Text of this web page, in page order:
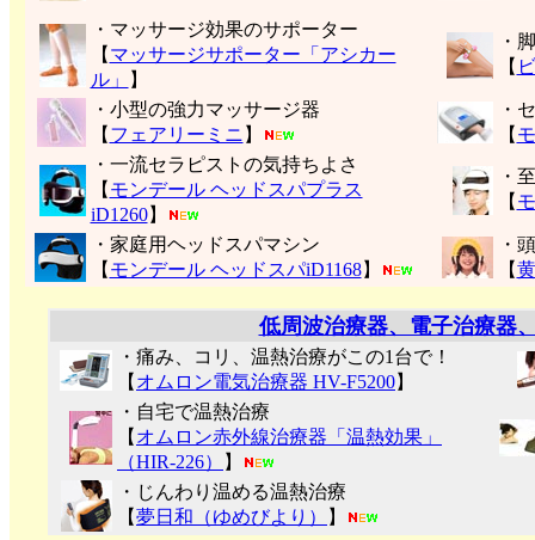
・マッサージ効果のサポーター
【 マッサージサポーター「アシカー
ル」
】
・
【
・小型の強力マッサージ器
【 フェアリーミニ 】
・
【
・一流セラピストの気持ちよさ
【 モンデール ヘッドスパプラス
iD1260】
・
【
・家庭用ヘッドスパマシン
【 モンデール ヘッドスパiD1168】
・
【
低周波治療器、電子治療器
・痛み、コリ、温熱治療がこの1台で！
【 オムロン電気治療器 HV-F5200】
・自宅で温熱治療
【 オムロン赤外線治療器「温熱効果」
（HIR-226）
】
・じんわり温める温熱治療
【夢日和（ゆめびより） 】